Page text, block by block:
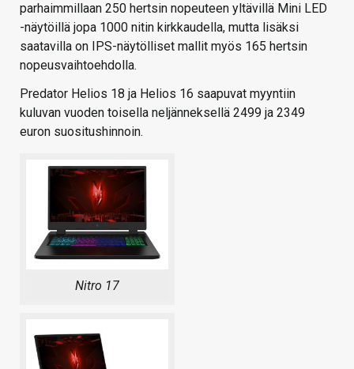
parhaimmillaan 250 hertsin nopeuteen yltävillä Mini LED
-näytöillä jopa 1000 nitin kirkkaudella, mutta lisäksi
saatavilla on IPS-näytölliset mallit myös 165 hertsin
nopeusvaihtoehdolla.
Predator Helios 18 ja Helios 16 saapuvat myyntiin
kuluvan vuoden toisella neljänneksellä 2499 ja 2349
euron suositushinnoin.
Nitro 17